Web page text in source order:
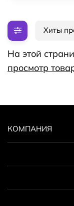
Хиты
На этой
просмотр
КОМПАНИЯ